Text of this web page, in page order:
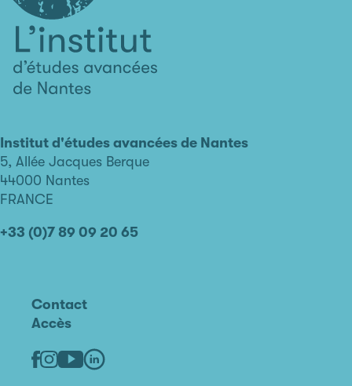
avancées
de
Nantes
Institut d'études avancées de Nantes
5, Allée Jacques Berque
44000 Nantes
FRANCE
+33 (0)7 89 09 20 65
Contact
Accès
Facebook
Instagram
YoutubeLinkedin